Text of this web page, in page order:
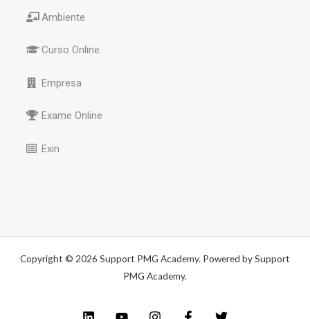
Ambiente
Curso Online
Empresa
Exame Online
Exin
Copyright © 2026 Support PMG Academy. Powered by Support
PMG Academy.